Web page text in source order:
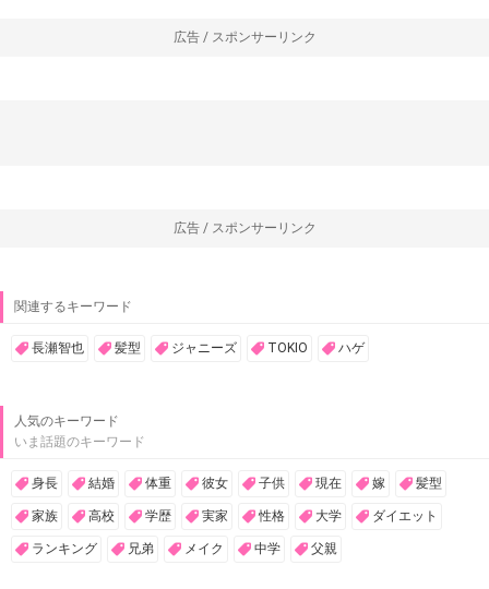
広告 / スポンサーリンク
広告 / スポンサーリンク
関連するキーワード
長瀬智也 髪型 ジャニーズ TOKIO ハゲ
人気のキーワード
いま話題のキーワード
身長 結婚 体重 彼女 子供 現在 嫁 髪型
家族 高校 学歴 実家 性格 大学 ダイエット
ランキング 兄弟 メイク 中学 父親